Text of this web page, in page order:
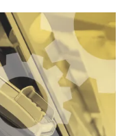
Mittels Doppelklick
Menüpunkte zum
Ticket Übersicht. Hier
eingebaut. Zudem
direkt aus der Ticket